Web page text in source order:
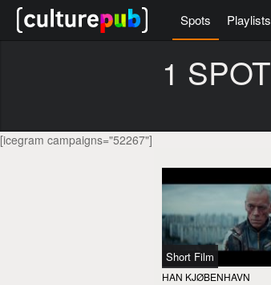
Spots Playlists
1 SPOT
[icegram campaigns="52267"]
Short Film
HAN KJØBENHAVN